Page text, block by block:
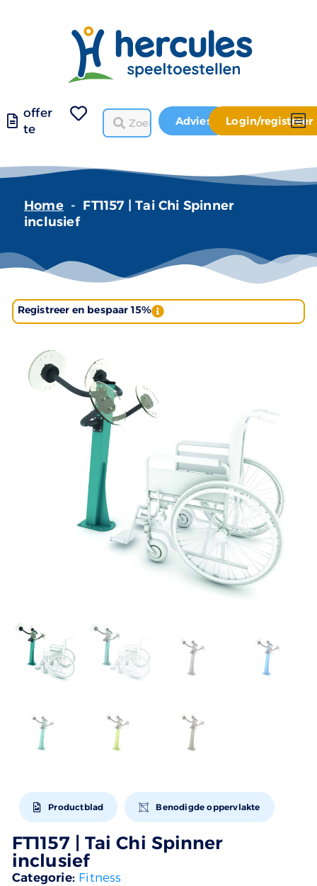
offer
te
Advies Login/registreer
Home - FT1157 | Tai Chi Spinner
inclusief
Registreer en bespaar 15%
Productblad Benodigde oppervlakte
FT1157 | Tai Chi Spinner
inclusief
Categorie: Fitness